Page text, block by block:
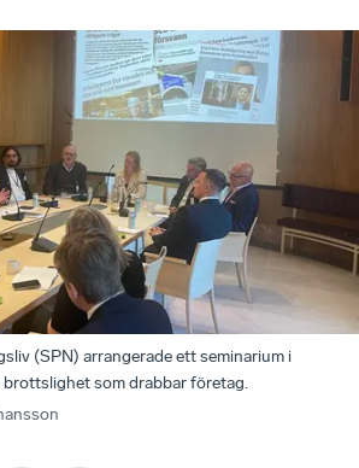
(SPN) arrangerade ett seminarium i
brottslighet som drabbar företag.